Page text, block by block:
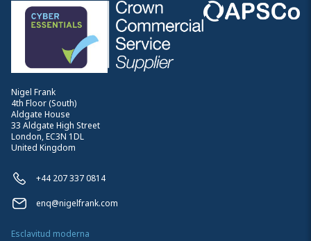
Nigel Frank
4th Floor (South)
Aldgate House
33 Aldgate High Street
London, EC3N 1DL
United Kingdom
+44 207 337 0814
enq@nigelfrank.com
Esclavitud moderna